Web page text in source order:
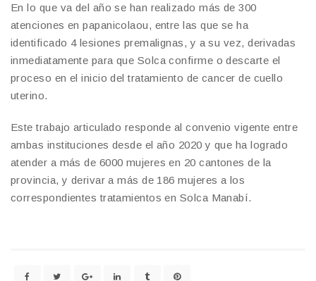
En lo que va del año se han realizado más de 300
atenciones en papanicolaou, entre las que se ha
identificado 4 lesiones premalignas, y a su vez, derivadas
inmediatamente para que Solca confirme o descarte el
proceso en el inicio del tratamiento de cancer de cuello
uterino.
Este trabajo articulado responde al convenio vigente entre
ambas instituciones desde el año 2020 y que ha logrado
atender a más de 6000 mujeres en 20 cantones de la
provincia, y derivar a más de 186 mujeres a los
correspondientes tratamientos en Solca Manabí.